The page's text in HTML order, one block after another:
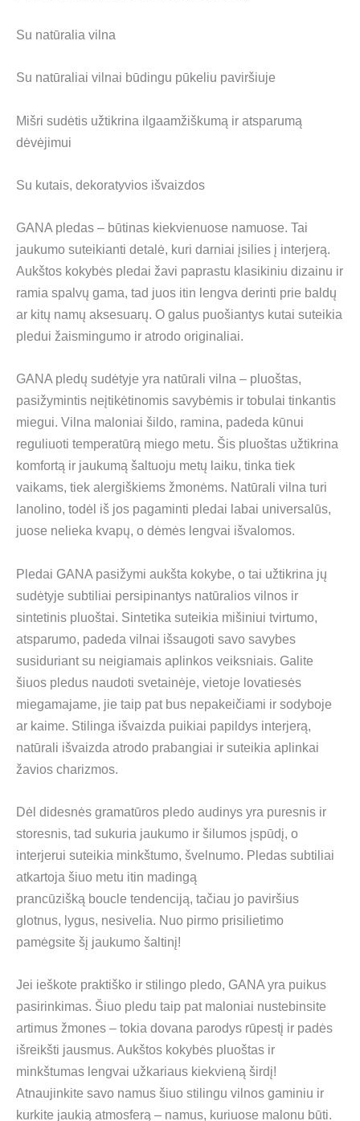
Su natūralia vilna
Su natūraliai vilnai būdingu pūkeliu paviršiuje
Mišri sudėtis užtikrina ilgaamžiškumą ir atsparumą
dėvėjimui
Su kutais, dekoratyvios išvaizdos
GANA pledas – būtinas kiekvienuose namuose. Tai
jaukumo suteikianti detalė, kuri darniai įsilies į interjerą.
Aukštos kokybės pledai žavi paprastu klasikiniu dizainu ir
ramia spalvų gama, tad juos itin lengva derinti prie baldų
ar kitų namų aksesuarų. O galus puošiantys kutai suteikia
pledui žaismingumo ir atrodo originaliai.
GANA pledų sudėtyje yra natūrali vilna – pluoštas,
pasižymintis neįtikėtinomis savybėmis ir tobulai tinkantis
miegui. Vilna maloniai šildo, ramina, padeda kūnui
reguliuoti temperatūrą miego metu. Šis pluoštas užtikrina
komfortą ir jaukumą šaltuoju metų laiku, tinka tiek
vaikams, tiek alergiškiems žmonėms. Natūrali vilna turi
lanolino, todėl iš jos pagaminti pledai labai universalūs,
juose nelieka kvapų, o dėmės lengvai išvalomos.
Pledai GANA pasižymi aukšta kokybe, o tai užtikrina jų
sudėtyje subtiliai persipinantys natūralios vilnos ir
sintetinis pluoštai. Sintetika suteikia mišiniui tvirtumo,
atsparumo, padeda vilnai išsaugoti savo savybes
susiduriant su neigiamais aplinkos veiksniais. Galite
šiuos pledus naudoti svetainėje, vietoje lovatiesės
miegamajame, jie taip pat bus nepakeičiami ir sodyboje
ar kaime. Stilinga išvaizda puikiai papildys interjerą,
natūrali išvaizda atrodo prabangiai ir suteikia aplinkai
žavios charizmos.
Dėl didesnės gramatūros pledo audinys yra puresnis ir
storesnis, tad sukuria jaukumo ir šilumos įspūdį, o
interjerui suteikia minkštumo, švelnumo. Pledas subtiliai
atkartoja šiuo metu itin madingą
prancūzišką boucle tendenciją, tačiau jo paviršius
glotnus, lygus, nesivelia. Nuo pirmo prisilietimo
pamėgsite šį jaukumo šaltinį!
Jei ieškote praktiško ir stilingo pledo, GANA yra puikus
pasirinkimas. Šiuo pledu taip pat maloniai nustebinsite
artimus žmones – tokia dovana parodys rūpestį ir padės
išreikšti jausmus. Aukštos kokybės pluoštas ir
minkštumas lengvai užkariaus kiekvieną širdį!
Atnaujinkite savo namus šiuo stilingu vilnos gaminiu ir
kurkite jaukią atmosferą – namus, kuriuose malonu būti.